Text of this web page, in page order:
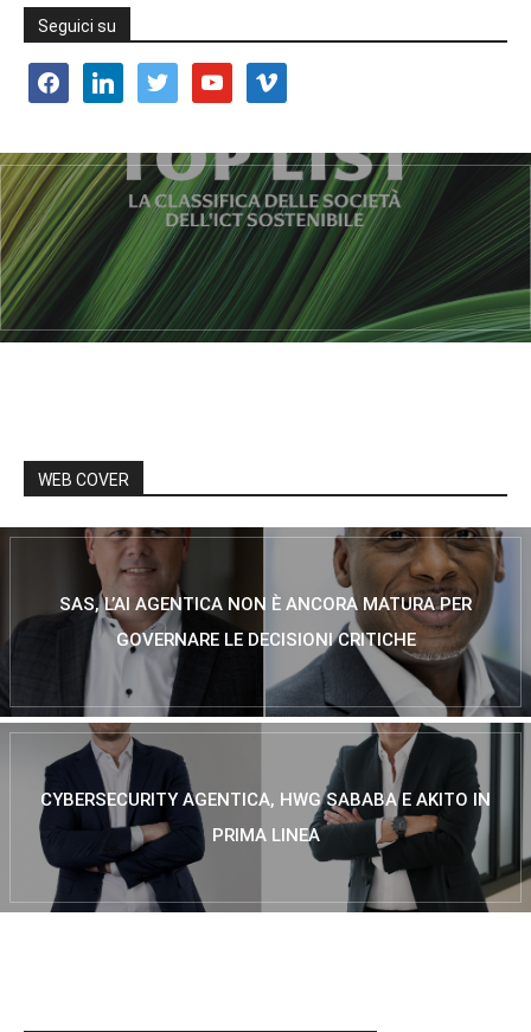
Seguici su
facebooklinkedin twitter youtube vimeo
WEB COVER
SAS, L’AI AGENTICA NON È ANCORA MATURA PER
GOVERNARE LE DECISIONI CRITICHE
CYBERSECURITY AGENTICA, HWG SABABA E AKITO IN
PRIMA LINEA